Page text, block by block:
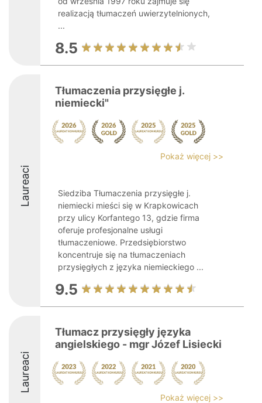
realizacją tłumaczeń uwierzytelnionych,
...
8.5
Laureaci
Tłumaczenia przysięgłe j.
niemiecki"
Pokaż więcej >>
Siedziba Tłumaczenia przysięgłe j.
niemiecki mieści się w Krapkowicach
przy ulicy Korfantego 13, gdzie firma
oferuje profesjonalne usługi
tłumaczeniowe. Przedsiębiorstwo
koncentruje się na tłumaczeniach
przysięgłych z języka niemieckiego ...
9.5
Laureaci
Tłumacz przysięgły języka
angielskiego - mgr Józef Lisiecki
Pokaż więcej >>